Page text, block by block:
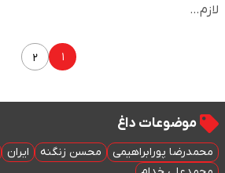
لازم…
۱ ۲
موضوعات داغ
محمدرضا پورابراهیمی محسن زنگنه ایران